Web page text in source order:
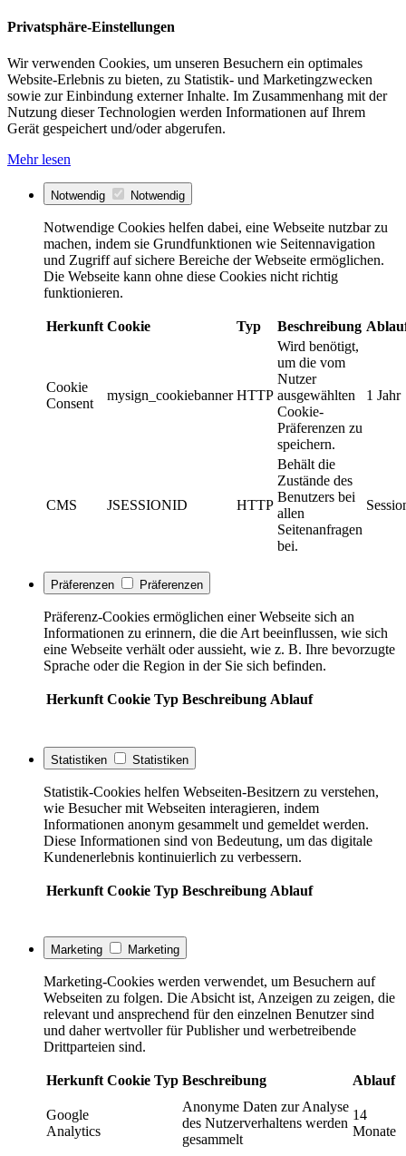
Privatsphäre-Einstellungen
Wir verwenden Cookies, um unseren Besuchern ein optimales
Website-Erlebnis zu bieten, zu Statistik- und Marketingzwecken
sowie zur Einbindung externer Inhalte. Im Zusammenhang mit der
Nutzung dieser Technologien werden Informationen auf Ihrem
Gerät gespeichert und/oder abgerufen.
Mehr lesen
Notwendig Notwendig
Notwendige Cookies helfen dabei, eine Webseite nutzbar zu
machen, indem sie Grundfunktionen wie Seitennavigation
und Zugriff auf sichere Bereiche der Webseite ermöglichen.
Die Webseite kann ohne diese Cookies nicht richtig
funktionieren.
Herkunft Cookie Typ Beschreibung
Cookie
Consent
mysign_cookiebanner HTTP
Wird benötigt,
um die vom
Nutzer
ausgewählten
Cookie-
Präferenzen zu
speichern.
1 Jahr
CMS JSESSIONID HTTP
Behält die
Zustände des
Benutzers bei
allen
Seitenanfragen
bei.
Präferenzen Präferenzen
Präferenz-Cookies ermöglichen einer Webseite sich an
Informationen zu erinnern, die die Art beeinflussen, wie sich
eine Webseite verhält oder aussieht, wie z. B. Ihre bevorzugte
Sprache oder die Region in der Sie sich befinden.
Herkunft Cookie Typ Beschreibung Ablauf
Statistiken Statistiken
Statistik-Cookies helfen Webseiten-Besitzern zu verstehen,
wie Besucher mit Webseiten interagieren, indem
Informationen anonym gesammelt und gemeldet werden.
Diese Informationen sind von Bedeutung, um das digitale
Kundenerlebnis kontinuierlich zu verbessern.
Herkunft Cookie Typ Beschreibung Ablauf
Marketing Marketing
Marketing-Cookies werden verwendet, um Besuchern auf
Webseiten zu folgen. Die Absicht ist, Anzeigen zu zeigen, die
relevant und ansprechend für den einzelnen Benutzer sind
und daher wertvoller für Publisher und werbetreibende
Drittparteien sind.
Herkunft Cookie Typ Beschreibung Ablauf
Google
Analytics
Anonyme Daten zur Analyse
des Nutzerverhaltens werden
gesammelt
14
Monate